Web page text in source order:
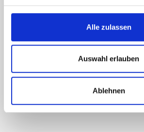
Alle zulassen
Auswahl erlauben
Ablehnen
Landshuter Straße 1b
info[at]pflegeschule-koetzting.de